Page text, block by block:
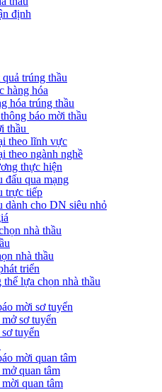
định
trúng thầu
hàng hóa
hóa trúng thầu
báo mời thầu
thầu
theo lĩnh vực
theo ngành nghề
thực hiện
đấu qua mạng
trực tiếp
dành cho DN siêu nhỏ
nhà thầu
nhà thầu
triển
lựa chọn nhà thầu
mời sơ tuyển
sơ tuyển
tuyển
mời quan tâm
quan tâm
quan tâm